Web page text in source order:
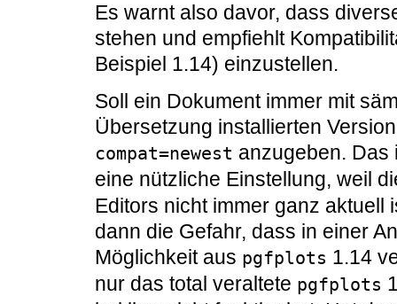
Es warnt also davor, dass
stehen und empfiehlt
Beispiel 1.14) einzustellen.
Soll ein Dokument immer mit
Übersetzung installierten
compat=newest anzugeben. Das
eine nützliche Einstellung, weil
Editors nicht immer ganz aktuell
dann die Gefahr, dass in einer
Möglichkeit aus pgfplots 1.14
nur das total veraltete pgfplots